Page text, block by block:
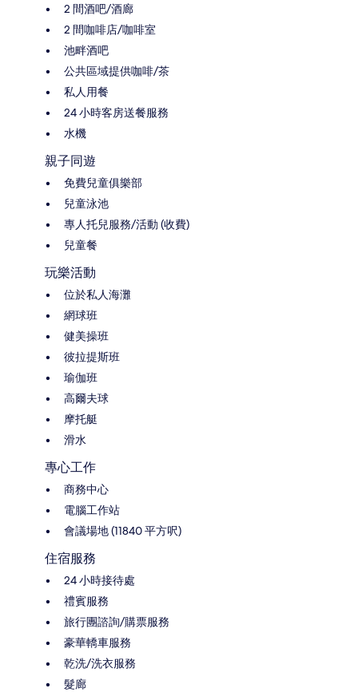
2 間酒吧/酒廊
2 間咖啡店/咖啡室
池畔酒吧
公共區域提供咖啡/茶
私人用餐
24 小時客房送餐服務
水機
親子同遊
免費兒童俱樂部
兒童泳池
專人托兒服務/活動 (收費)
兒童餐
玩樂活動
位於私人海灘
網球班
健美操班
彼拉提斯班
瑜伽班
高爾夫球
摩托艇
滑水
專心工作
商務中心
電腦工作站
會議場地 (11840 平方呎)
住宿服務
24 小時接待處
禮賓服務
旅行團諮詢/購票服務
豪華轎車服務
乾洗/洗衣服務
髮廊